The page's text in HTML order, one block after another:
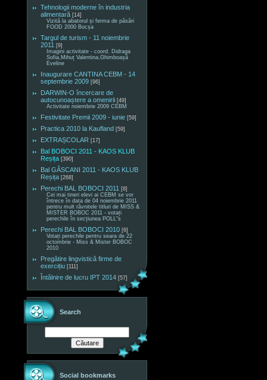
Tehnologii moderne în industria
alimentară [14]
Vizită la abatorul și ferma de păsări
FOOD 2000 Bocșa
Targul de turism - 11 noiembrie
2011 [9]
Imagini activitate - coord. Didraga
Sofia,Mihuț Valentina,Ghimboașă
Eveline
Inaugurare CANTINA CEBM - 14
septembrie 2009 [96]
DARWIN-O încercare de
autocunoaștere a omenirii [49]
Activitate noiembrie 2009 CEBM
Festivitate Premii 2009 - iunie [59]
Practica 2010 la Kaufland [59]
EXTRAȘCOLAR [17]
Bal BOBOCI 2011 - KAOS KLUB
Reșița [390]
Bal GÂSCANI 2011 - KAOS KLUB
Reșița [268]
Perechi BAL BOBOCI 2011 [8]
Cei mai tineri elevi ai CEBM se vor
întrece în data de 04 noiembrie 2011
pentru mult râvnitele titluri de MISS &
MISTER BOBOC 2011 - votați
perechile în secțiunea POLL"s
Perechi BAL BOBOCI 2010 [6]
Votați perechile pentru seara de 22
octombrie - Miss & Mister BOBOC
2010
Pregătire lingvistică firme de
exercițiu [111]
Întâlnire de lucru IPT 2014 [57]
Search
Social bookmarks